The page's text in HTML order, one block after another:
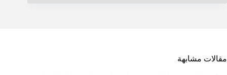
مقالات مشابهة